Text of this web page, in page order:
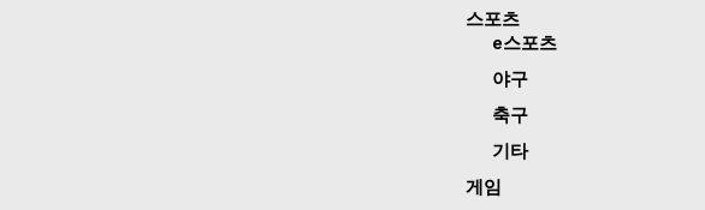
스포츠
e스포츠
야구
축구
기타
게임